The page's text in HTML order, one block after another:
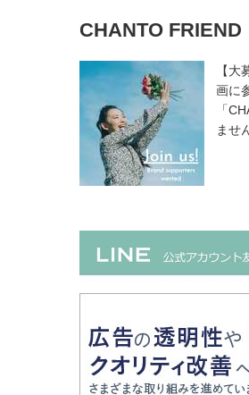
CHANTO FRIEND
【
画に
「
ませ